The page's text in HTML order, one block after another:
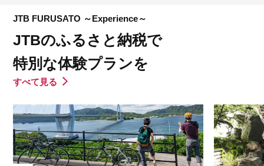
JTB FURUSATO ～Experience～
JTBのふるさと納税で
特別な体験プランを
すべて見る